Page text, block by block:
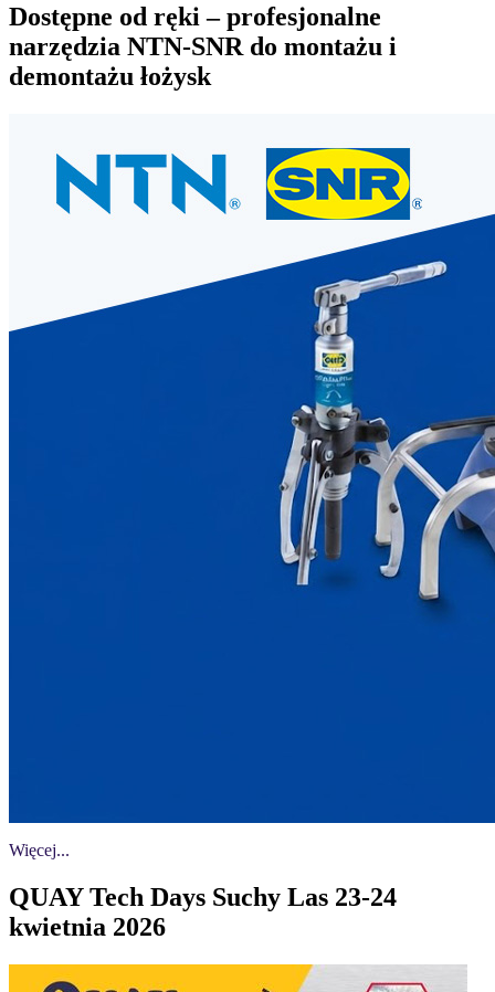
Dostępne od ręki – profesjonalne
narzędzia NTN-SNR do montażu i
demontażu łożysk
Więcej...
QUAY Tech Days Suchy Las 23-24
kwietnia 2026